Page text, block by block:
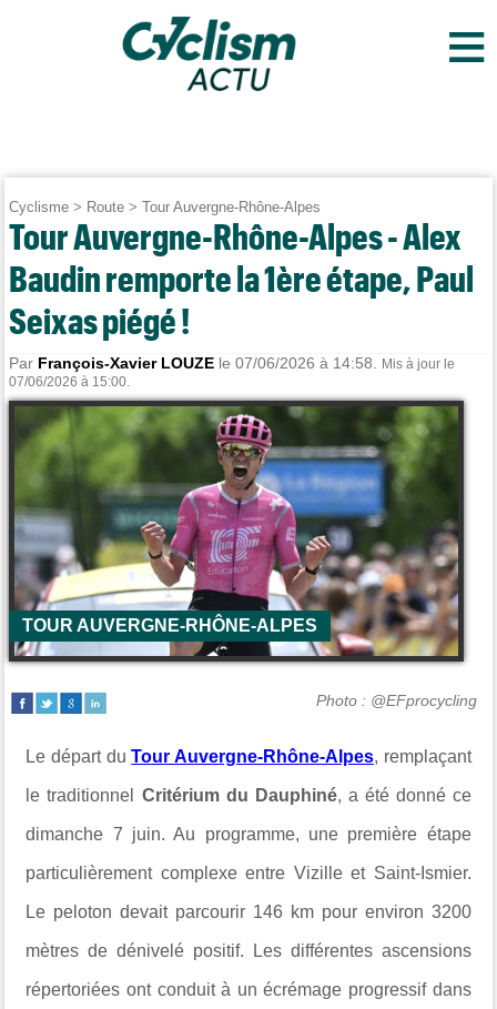
≡
Cyclisme > Route >Tour Auvergne-Rhône-Alpes
Tour Auvergne-Rhône-Alpes - Alex
Baudin remporte la 1ère étape, Paul
Seixas piégé !
Par François-Xavier LOUZE le 07/06/2026 à 14:58.
Mis à jour le
07/06/2026 à 15:00.
TOUR AUVERGNE-RHÔNE-ALPES
Photo : @EFprocycling
Le départ duTour Auvergne-Rhône-Alpes, remplaçant
le traditionnel Critérium du Dauphiné, a été donné ce
dimanche 7 juin. Au programme, une première étape
particulièrement complexe entre Vizille et Saint-Ismier.
Le peloton devait parcourir 146 km pour environ 3200
mètres de dénivelé positif. Les différentes ascensions
répertoriées ont conduit à un écrémage progressif dans